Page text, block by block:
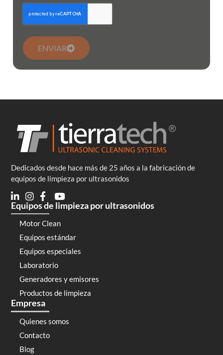
ENVIAR
Dedicados desde hace más de 25 años a la fabricación de
equipos de limpieza por ultrasonidos
Equipos de limpieza por ultrasonidos
Motor Clean
Equipos estándar
Equipos especiales
Laboratorio
Generadores y emisores
Productos de limpieza
Empresa
Quienes somos
Contacto
Blog